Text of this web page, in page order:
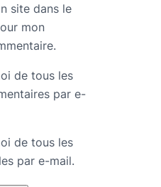
site dans le
mon
de tous les
par e-
de tous les
par e-mail.